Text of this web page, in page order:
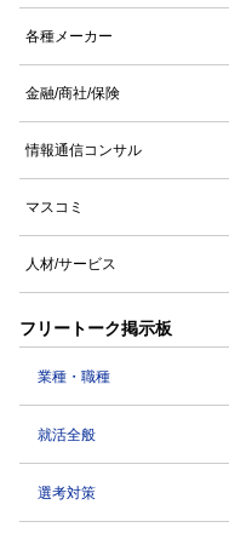
各種メーカー
金融/商社/保険
情報通信コンサル
マスコミ
人材/サービス
フリートーク掲示板
業種・職種
就活全般
選考対策